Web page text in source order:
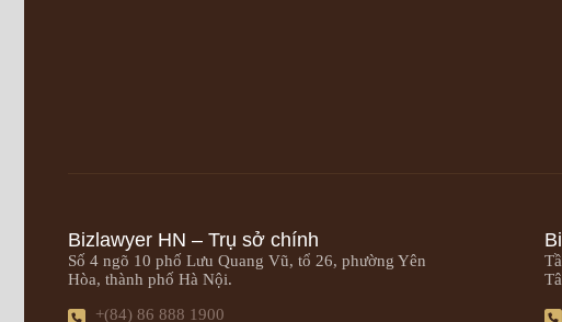
Bizlawyer HN – Trụ sở chính
Số 4 ngõ 10 phố Lưu Quang Vũ, tổ 26, phường Yên
Hòa, thành phố Hà Nội.
+(84) 86 888 1900